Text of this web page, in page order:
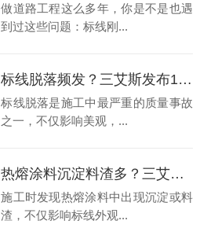
做道路工程这么多年，你是不是也遇
到过这些问题：标线刚...
标线脱落频发？三艾斯发布12项排查清单，从路面湿度到底胶涂布全覆盖
标线脱落是施工中最严重的质量事故
之一，不仅影响美观，...
热熔涂料沉淀料渣多？三艾斯：反复烧制与釜内积垢是主因
施工时发现热熔涂料中出现沉淀或料
渣，不仅影响标线外观...